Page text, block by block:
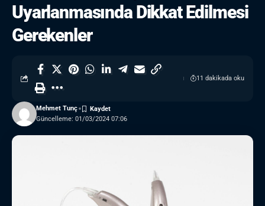
Uyarlanmasında Dikkat Edilmesi
Gerekenler
Güncelleme: 01/03/2024 07:06
Mehmet Tunç
11 dakikada oku